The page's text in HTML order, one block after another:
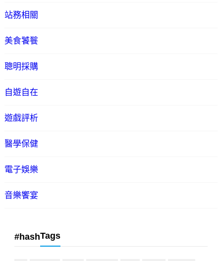
站務相關
美食饕餮
聰明採購
自遊自在
遊戲評析
醫學保健
電子娛樂
音樂饗宴
#hashTags